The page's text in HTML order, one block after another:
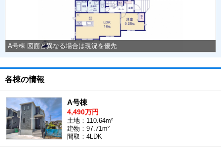
A号棟 図面と異なる場合は現況を優先
各棟の情報
A号棟
4,490万円
土地：110.64m²
建物：97.71m²
間取：4LDK